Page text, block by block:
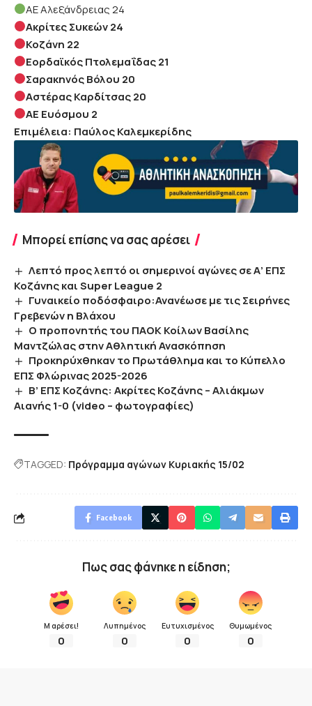
ΑΕ Αλεξάνδρειας 24
Ακρίτες Συκεών 24
Κοζάνη 22
Εορδαϊκός Πτολεμαΐδας 21
Σαρακηνός Βόλου 20
Αστέρας Καρδίτσας 20
ΑΕ Ευόσμου 2
Επιμέλεια: Παύλος Καλεμκερίδης
Μπορεί επίσης να σας αρέσει
Λεπτό προς λεπτό οι σημερινοί αγώνες σε Α’ ΕΠΣ
Κοζάνης και Super League 2
Γυναικείο ποδόσφαιρο:Ανανέωσε με τις Σειρήνες
Γρεβενών η Βλάχου
Ο προπονητής του ΠΑΟΚ Κοίλων Βασίλης
Μαντζώλας στην Αθλητική Ανασκόπηση
Προκηρύχθηκαν το Πρωτάθλημα και το Κύπελλο
ΕΠΣ Φλώρινας 2025-2026
Β’ ΕΠΣ Κοζάνης: Ακρίτες Κοζάνης – Αλιάκμων
Αιανής 1-0 (video – φωτογραφίες)
TAGGED: Πρόγραμμα αγώνων Κυριακής 15/02
Facebook
Πως σας φάνηκε η είδηση;
Μ αρέσει!
0
Λυπημένος
0
Ευτυχισμένος
0
Θυμωμένος
0